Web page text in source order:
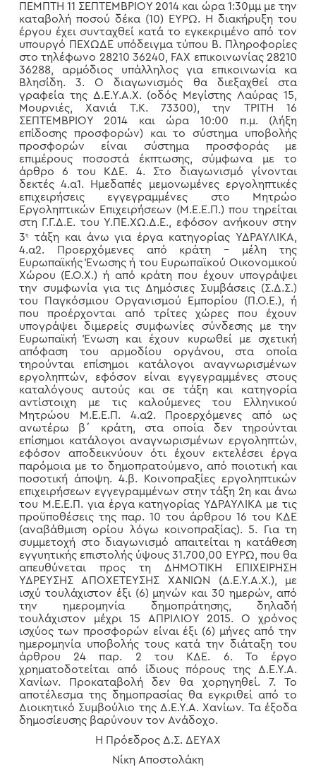
ΠΕΜΠΤΗ 11 ΣΕΠΤΕΜΒΡΙΟΥ 2014 και ώρα 1:30μμ με την
καταβολή ποσού δέκα (10) ΕΥΡΩ. Η διακήρυξη του
έργου έχει συνταχθεί κατά το εγκεκριμένο από τον
υπουργό ΠΕΧΩΔΕ υπόδειγμα τύπου Β. Πληροφορίες
στο τηλέφωνο 28210 36240, FAX επικοινωνίας 28210
36288, αρμόδιος υπάλληλος για επικοινωνία κα
Βλησίδη. 3. Ο διαγωνισμός θα διεξαχθεί στα
γραφεία της Δ.Ε.Υ.Α.Χ. (οδός Μεγίστης Λαύρας 15,
Μουρνιές, Χανιά Τ.Κ. 73300), την ΤΡΙΤΗ 16
ΣΕΠΤΕΜΒΡΙΟΥ 2014 και ώρα 10:00 π.μ. (λήξη
επίδοσης προσφορών) και το σύστημα υποβολής
προσφορών είναι σύστημα προσφοράς με
επιμέρους ποσοστά έκπτωσης, σύμφωνα με το
άρθρο 6 του ΚΔΕ. 4. Στο διαγωνισμό γίνονται
δεκτές 4.α1. Ημεδαπές μεμονωμένες εργοληπτικές
επιχειρήσεις εγγεγραμμένες στο Μητρώο
Εργοληπτικών Επιχειρήσεων (Μ.Ε.Ε.Π.) που τηρείται
στη Γ.Γ.Δ.Ε. του Υ.ΠΕ.ΧΩ.Δ.Ε., εφόσον ανήκουν στην
3η
τάξη και άνω για έργα κατηγορίας ΥΔΡΑΥΛΙΚΑ,
4.α2. Προερχόμενες από κράτη – μέλη της
Ευρωπαϊκής Ένωσης ή του Ευρωπαϊκού Οικονομικού
Χώρου (Ε.Ο.Χ.) ή από κράτη που έχουν υπογράψει
την συμφωνία για τις Δημόσιες Συμβάσεις (Σ.Δ.Σ.)
του Παγκόσμιου Οργανισμού Εμπορίου (Π.Ο.Ε.), ή
που προέρχονται από τρίτες χώρες που έχουν
υπογράψει διμερείς συμφωνίες σύνδεσης με την
Ευρωπαϊκή Ένωση και έχουν κυρωθεί με σχετική
απόφαση του αρμοδίου οργάνου, στα οποία
τηρούνται επίσημοι κατάλογοι αναγνωρισμένων
εργοληπτών, εφόσον είναι εγγεγραμμένες στους
καταλόγους αυτούς και σε τάξη και κατηγορία
αντίστοιχη με τις καλούμενες του Ελληνικού
Μητρώου Μ.Ε.Ε.Π. 4.α2. Προερχόμενες από ως
ανωτέρω β΄ κράτη, στα οποία δεν τηρούνται
επίσημοι κατάλογοι αναγνωρισμένων εργοληπτών,
εφόσον αποδεικνύουν ότι έχουν εκτελέσει έργα
παρόμοια με το δημοπρατούμενο, από ποιοτική και
ποσοτική άποψη. 4.β. Κοινοπραξίες εργοληπτικών
επιχειρήσεων εγγεγραμμένων στην τάξη 2η και άνω
του Μ.Ε.Ε.Π. για έργα κατηγορίας ΥΔΡΑΥΛΙΚΑ με τις
προϋποθέσεις της παρ. 10 του άρθρου 16 του ΚΔΕ
(αναβάθμιση ορίου λόγω κοινοπραξίας). 5. Για τη
συμμετοχή στο διαγωνισμό απαιτείται η κατάθεση
εγγυητικής επιστολής ύψους 31.700,00 ΕΥΡΩ, που θα
απευθύνεται προς τη ΔΗΜΟΤΙΚΗ ΕΠΙΧΕΙΡΗΣΗ
ΥΔΡΕΥΣΗΣ ΑΠΟΧΕΤΕΥΣΗΣ ΧΑΝΙΩΝ (Δ.Ε.Υ.Α.Χ.), με
ισχύ τουλάχιστον έξι (6) μηνών και 30 ημερών, από
την ημερομηνία δημοπράτησης, δηλαδή
τουλάχιστον μέχρι 15 ΑΠΡΙΛΙΟΥ 2015. Ο χρόνος
ισχύος των προσφορών είναι έξι (6) μήνες από την
ημερομηνία υποβολής τους κατά την διάταξη του
άρθρου 24 παρ. 2 του ΚΔΕ. 6. Το έργο
χρηματοδοτείται από ίδιους πόρους της Δ.Ε.Υ.Α.
Χανίων. Προκαταβολή δεν θα χορηγηθεί. 7. Το
αποτέλεσμα της δημοπρασίας θα εγκριθεί από το
Διοικητικό Συμβούλιο της Δ.Ε.Υ.Α. Χανίων. Τα έξοδα
δημοσίευσης βαρύνουν τον Ανάδοχο.
Η Πρόεδρος Δ.Σ. ΔΕΥΑΧ
Νίκη Αποστολάκη